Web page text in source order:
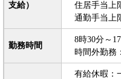
支給）
住居手当上
通勤手当上
勤務時間
8時30分～
時間外勤務
有給休暇：